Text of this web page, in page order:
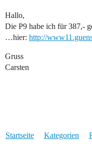
Hallo,
Die P9 habe ich für 387,-
…hier: http://
Gruss
Carsten
Startseite Kategorien